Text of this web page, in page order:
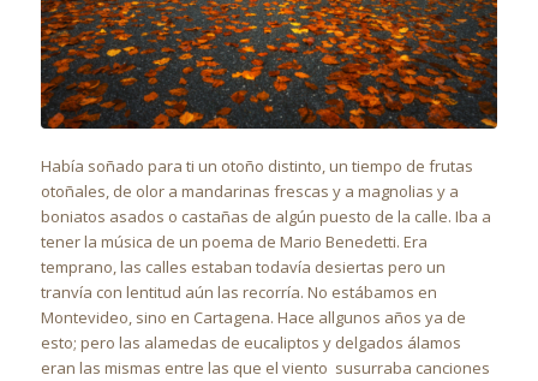
Había soñado para ti un otoño distinto, un tiempo de frutas
otoñales, de olor a mandarinas frescas y a magnolias y a
boniatos asados o castañas de algún puesto de la calle. Iba a
tener la música de un poema de Mario Benedetti. Era
temprano, las calles estaban todavía desiertas pero un
tranvía con lentitud aún las recorría. No estábamos en
Montevideo, sino en Cartagena. Hace allgunos años ya de
esto; pero las alamedas de eucaliptos y delgados álamos
eran las mismas entre las que el viento susurraba canciones